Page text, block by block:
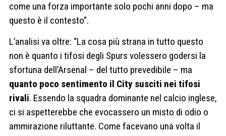
come una forza importante solo pochi anni dopo – ma
questo è il contesto”.
L’analisi va oltre: “La cosa più strana in tutto questo
non è quanto i tifosi degli Spurs volessero godersi la
sfortuna dell’Arsenal – del tutto prevedibile – ma
quanto poco sentimento il City susciti nei tifosi
rivali. Essendo la squadra dominante nel calcio inglese,
ci si aspetterebbe che evocassero un misto di odio o
ammirazione riluttante. Come facevano una volta il